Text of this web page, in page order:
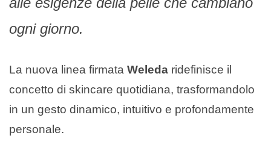
ogni giorno.
La nuova linea firmata Weleda ridefinisce il
concetto di skincare quotidiana, trasformandolo
in un gesto dinamico, intuitivo e profondamente
personale.